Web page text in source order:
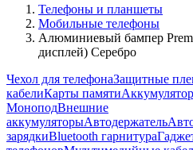
Телефоны и планшеты
Мобильные телефоны
Алюминиевый бампер
дисплей) Серебро
Чехол для телефонаЗащитные
кабелиКарты памяти
МоноподВнешние
аккумуляторыАвтодержатель
зарядкиBluetooth гарнитура